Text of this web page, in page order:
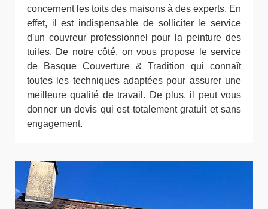
concernent les toits des maisons à des experts. En
effet, il est indispensable de solliciter le service
d'un couvreur professionnel pour la peinture des
tuiles. De notre côté, on vous propose le service
de Basque Couverture & Tradition qui connaît
toutes les techniques adaptées pour assurer une
meilleure qualité de travail. De plus, il peut vous
donner un devis qui est totalement gratuit et sans
engagement.